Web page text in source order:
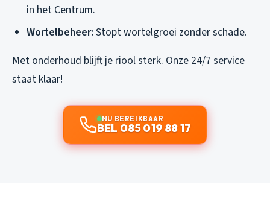
in het Centrum.
Wortelbeheer: Stopt wortelgroei zonder schade.
Met onderhoud blijft je riool sterk. Onze 24/7 service
staat klaar!
NU BEREIKBAAR
BEL 085 019 88 17